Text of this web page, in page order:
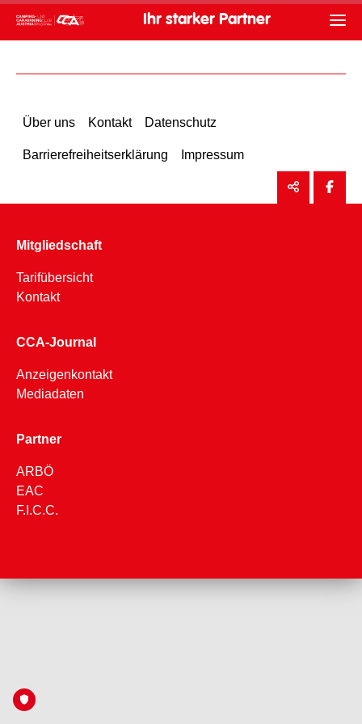
Ihr starker Partner
Über uns Kontakt Datenschutz
Barrierefreiheitserklärung Impressum
Mitgliedschaft
Tarifübersicht
Kontakt
CCA-Journal
Anzeigenkontakt
Mediadaten
Partner
ARBÖ
EAC
F.I.C.C.